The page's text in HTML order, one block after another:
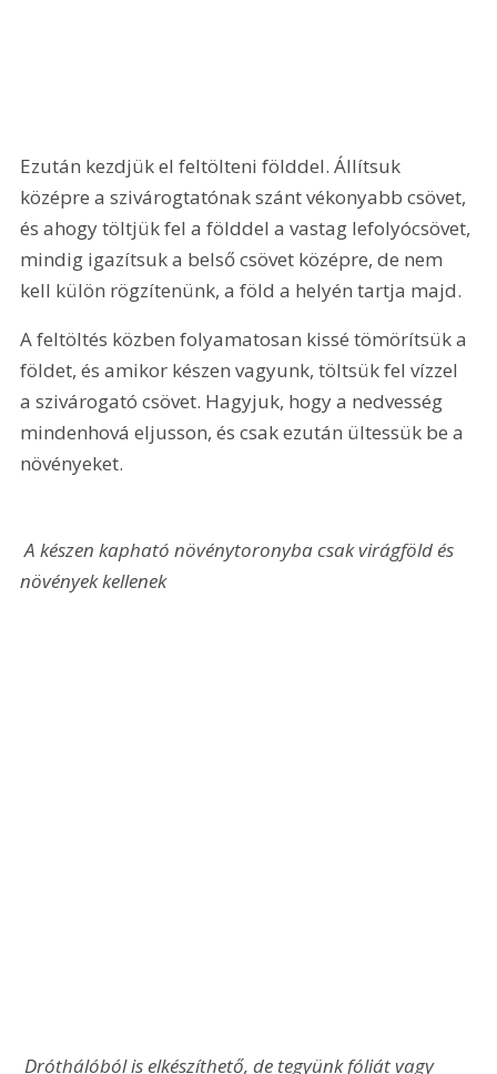
Ezután kezdjük el feltölteni földdel. Állítsuk
középre a szivárogtatónak szánt vékonyabb csövet,
és ahogy töltjük fel a földdel a vastag lefolyócsövet,
mindig igazítsuk a belső csövet középre, de nem
kell külön rögzítenünk, a föld a helyén tartja majd.
A feltöltés közben folyamatosan kissé tömörítsük a
földet, és amikor készen vagyunk, töltsük fel vízzel
a szivárogató csövet. Hagyjuk, hogy a nedvesség
mindenhová eljusson, és csak ezután ültessük be a
növényeket.
A készen kapható növénytoronyba csak virágföld és
növények kellenek
Dróthálóból is elkészíthető, de tegyünk fóliát vagy